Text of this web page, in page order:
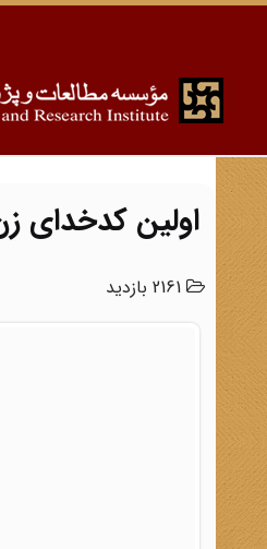
اولین کدخدای